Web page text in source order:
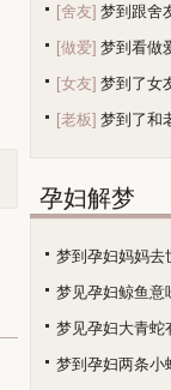
[舍友] 梦到跟舍
[做爱] 梦到看做
[女友] 梦到了女
[老板] 梦到了和
孕妇解梦
梦到孕妇妈妈去
梦见孕妇鲸鱼意
梦见孕妇大青蛇
梦到孕妇两条小